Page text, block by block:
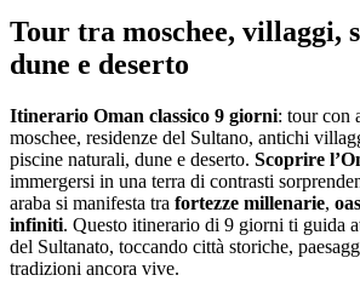
Tour tra moschee, villaggi,
dune e deserto
Itinerario Oman classico 9 giorni: tour con
moschee, residenze del Sultano, antichi
piscine naturali, dune e deserto. Scoprire
immergersi in una terra di contrasti
araba si manifesta tra fortezze millenarie,
infiniti. Questo itinerario di 9 giorni ti guida
del Sultanato, toccando città storiche,
tradizioni ancora vive.